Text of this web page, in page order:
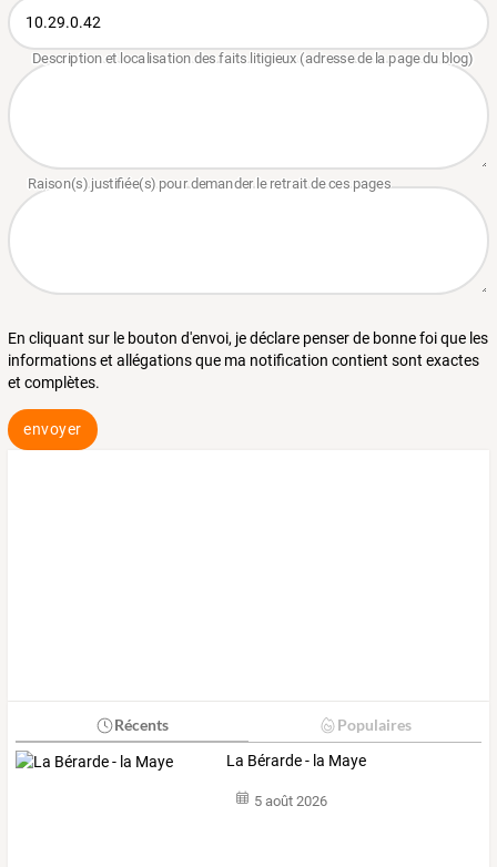
En cliquant sur le bouton d'envoi, je déclare penser de bonne foi que les
informations et allégations que ma notification contient sont exactes
et complètes.
envoyer
Récents Populaires
La Bérarde - la Maye
5 août 2026